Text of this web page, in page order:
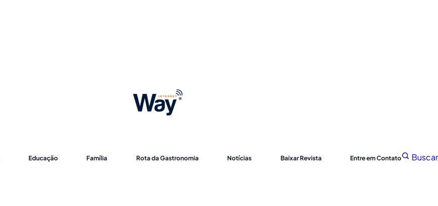
Educação Família Rota da Gastronomia Notícias Baixar Revista Entre em Contato Buscar